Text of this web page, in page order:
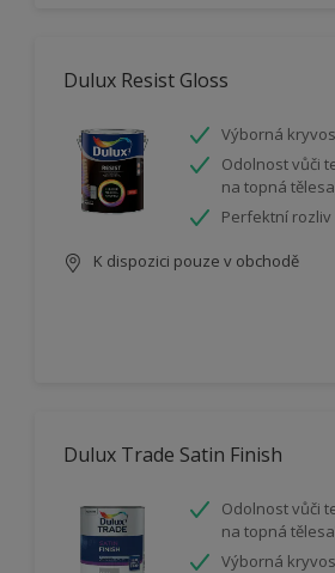
Dulux Resist Gloss
Výborná
Odolnost vůči
na topná
Perfektní rozliv
K dispozici pouze v obchodě
Dulux Trade Satin Finish
Odolnost vůči
na topná
Výborná